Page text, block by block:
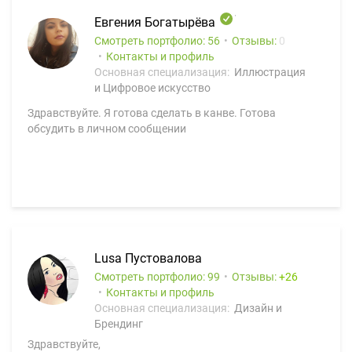
Евгения Богатырёва
Смотреть портфолио: 56 Отзывы: 0
Контакты и профиль
Основная специализация: Иллюстрация
и Цифровое искусство
Здравствуйте. Я готова сделать в канве. Готова
обсудить в личном сообщении
Lusa Пустовалова
Смотреть портфолио: 99 Отзывы:
26
Контакты и профиль
Основная специализация: Дизайн и
Брендинг
Здравствуйте,